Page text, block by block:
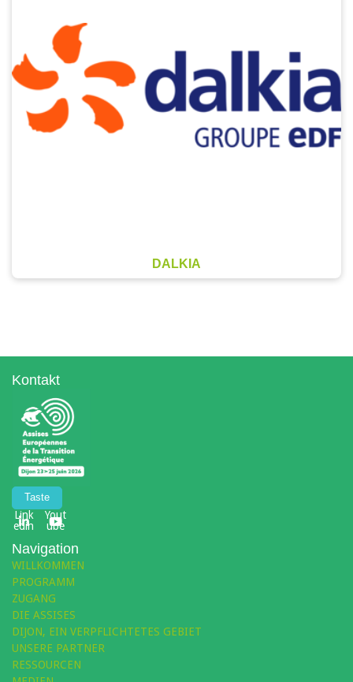
DALKIA
Kontakt
Taste
Link
edin
Yout
ube
Navigation
WILLKOMMEN
PROGRAMM
ZUGANG
DIE ASSISES
DIJON, EIN VERPFLICHTETES GEBIET
UNSERE PARTNER
RESSOURCEN